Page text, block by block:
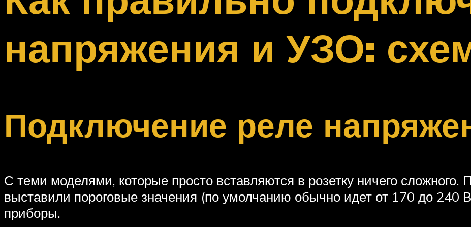
напряжения и УЗО:
Подключение реле
С теми моделями, которые просто вставляются в розетку ничего сложного.
выставили пороговые значения (по умолчанию обычно идет от 170 до 240
приборы.